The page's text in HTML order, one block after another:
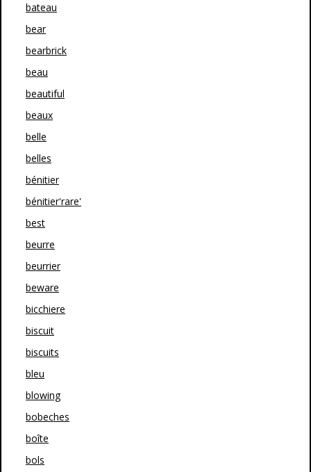
bateau
bear
bearbrick
beau
beautiful
beaux
belle
belles
bénitier
bénitier'rare'
best
beurre
beurrier
beware
bicchiere
biscuit
biscuits
bleu
blowing
bobeches
boîte
bols